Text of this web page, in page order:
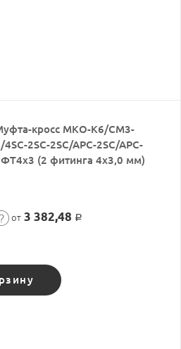
кросс МКО-К6/CМ3-
4SC-2SC-2SC/APC-2SC/APC-
(2 фитинга 4х3,0 мм)
от 3 382,48 Р